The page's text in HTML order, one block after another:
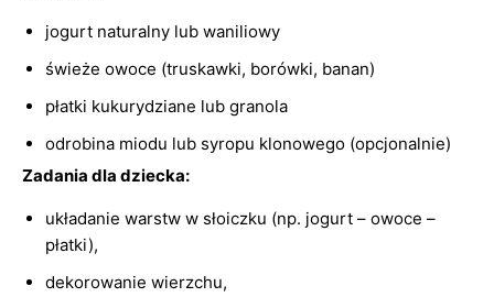
jogurt naturalny lub waniliowy
świeże owoce (truskawki, borówki, banan)
płatki kukurydziane lub granola
odrobina miodu lub syropu klonowego (opcjonalnie)
Zadania dla dziecka:
układanie warstw w słoiczku (np. jogurt – owoce –
płatki),
dekorowanie wierzchu,